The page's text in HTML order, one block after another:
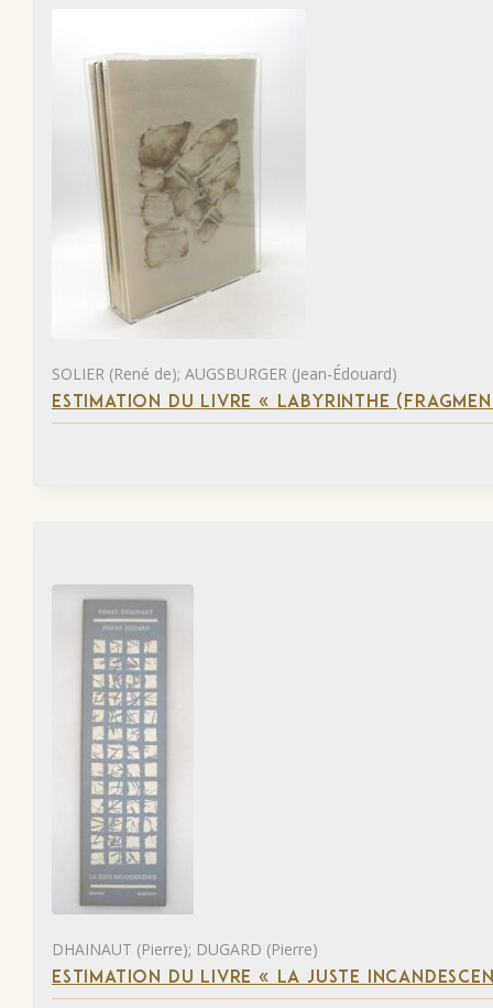
SOLIER (René de); AUGSBURGER (Jean-Édouard)
ESTIMATION DU LIVRE « LABYRINTHE
DHAINAUT (Pierre); DUGARD (Pierre)
ESTIMATION DU LIVRE « LA JUSTE